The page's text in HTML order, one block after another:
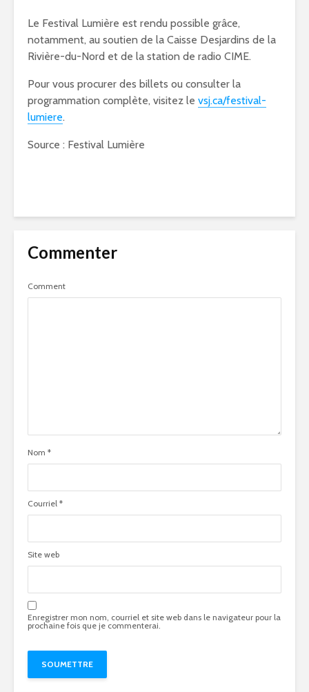
Le Festival Lumière est rendu possible grâce,
notamment, au soutien de la Caisse Desjardins de la
Rivière-du-Nord et de la station de radio CIME.
Pour vous procurer des billets ou consulter la
programmation complète, visitez le vsj.ca/festival-
lumiere.
Source : Festival Lumière
Commenter
Comment
Nom *
Courriel *
Site web
Enregistrer mon nom, courriel et site web dans le navigateur pour la
prochaine fois que je commenterai.